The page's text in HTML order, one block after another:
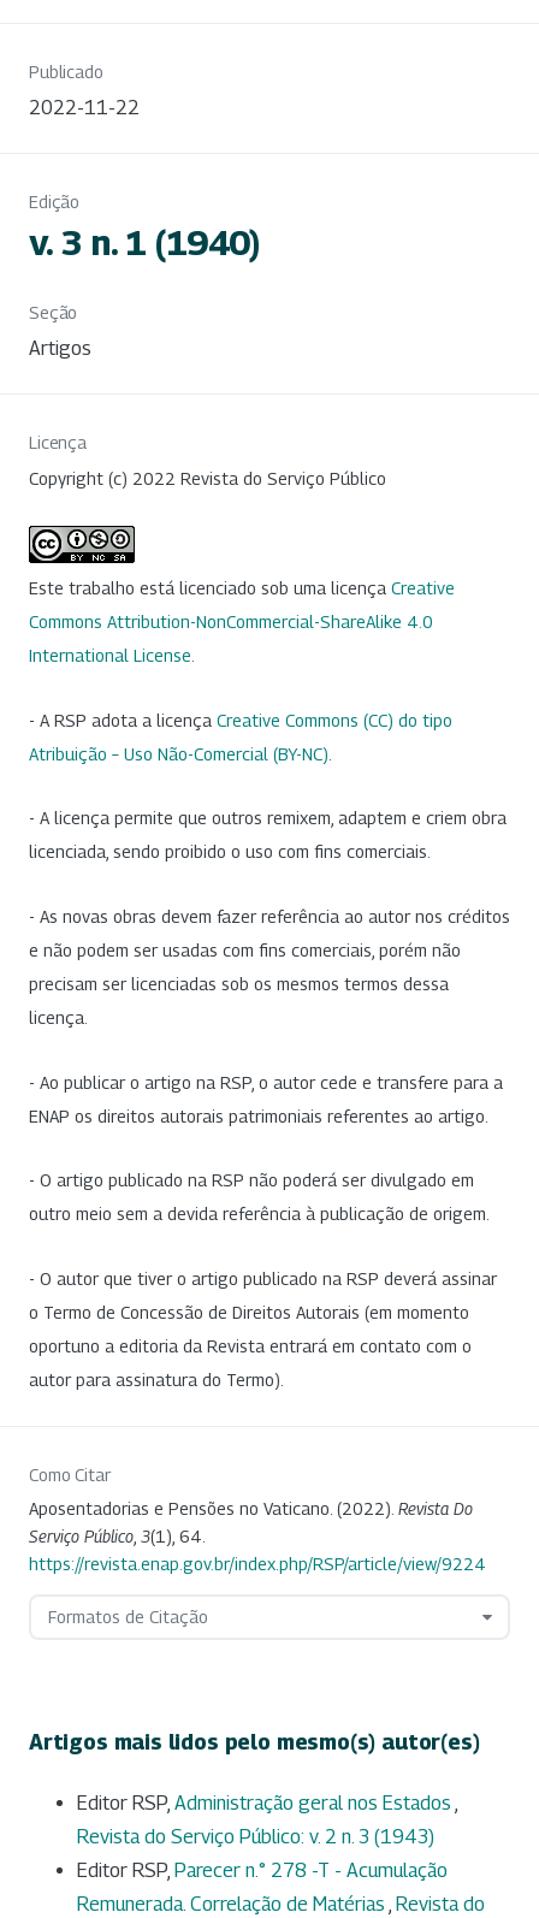
Publicado
2022-11-22
Edição
v. 3 n. 1 (1940)
Seção
Artigos
Licença
Copyright (c) 2022 Revista do Serviço Público
Este trabalho está licenciado sob uma licença Creative
Commons Attribution-NonCommercial-ShareAlike 4.0
International License
- A RSP adota a licença Creative Commons (CC) do tipo
Atribuição – Uso Não-Comercial (BY-NC)
- A licença permite que outros remixem, adaptem e criem obra
licenciada, sendo proibido o uso com fins comerciais.
- As novas obras devem fazer referência ao autor nos créditos
e não podem ser usadas com fins comerciais, porém não
precisam ser licenciadas sob os mesmos termos dessa
licença.
- Ao publicar o artigo na RSP, o autor cede e transfere para a
ENAP os direitos autorais patrimoniais referentes ao artigo.
- O artigo publicado na RSP não poderá ser divulgado em
outro meio sem a devida referência à publicação de origem.
- O autor que tiver o artigo publicado na RSP deverá assinar
o Termo de Concessão de Direitos Autorais (em momento
oportuno a editoria da Revista entrará em contato com o
autor para assinatura do Termo).
Como Citar
Aposentadorias e Pensões no Vaticano. (2022). Revista Do
Serviço Público 3(1), 64.
https://revista.enap.gov.br/index.php/RSP/article/view/9224
Formatos de Citação
Artigos mais lidos pelo mesmo(s) autor(es)
Editor RSP, Administração geral nos Estados ,
Revista do Serviço Público: v. 2 n. 3 (1943)
Editor RSP, Parecer n.° 278 -T - Acumulação
Remunerada. Correlação de Matérias , Revista do